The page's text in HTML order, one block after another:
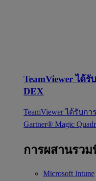
TeamViewer ได้
DEX
TeamViewer ได้รับก
Gartner® Magic
การผสานรว
Microsoft Intune